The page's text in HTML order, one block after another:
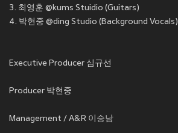
3. 최영훈 @kums Stuidio (Guitars)
4. 박현중 @ding Studio (Background Vocals)
Executive Producer 심규선
Producer 박현중
Management / A&R 이승남